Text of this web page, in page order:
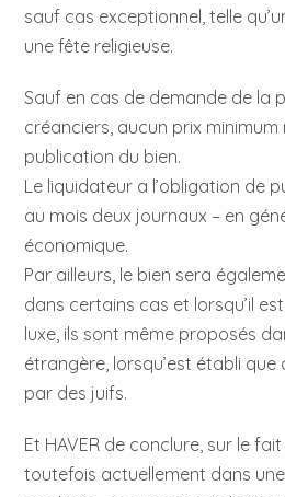
sauf cas exceptionnel, telle
une fête religieuse.
Sauf en cas de demande de la
créanciers, aucun prix minimum
publication du bien.
Le liquidateur a l’obligation de
au mois deux journaux – en
économique.
Par ailleurs, le bien sera
dans certains cas et lorsqu’il
luxe, ils sont même proposés
étrangère, lorsqu’est établi
par des juifs.
Et HAVER de conclure, sur le
toutefois actuellement dans